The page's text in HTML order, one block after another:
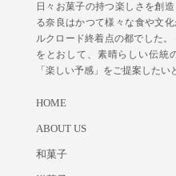
日々お菓子の持つ楽しさを創
る奈良はかつて様々な食や文
ルクロード終着点の都でした
をとおして、素晴らしい伝統
「楽しい予感」をご提案したい
HOME
ABOUT US
和菓子